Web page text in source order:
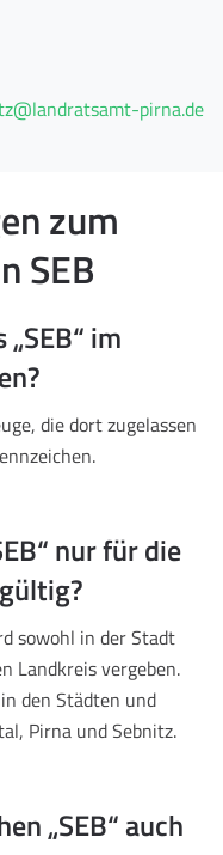
pirna.de
zum
SEB
im
die dort zugelassen
nur für die
sowohl in der Stadt
Landkreis vergeben.
den Städten und
Pirna und Sebnitz.
„SEB“ auch